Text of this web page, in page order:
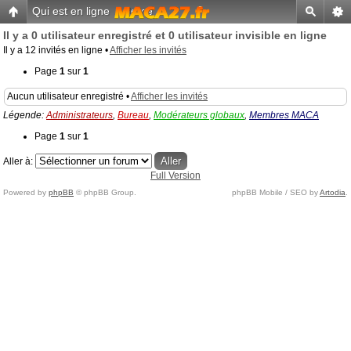
Qui est en ligne -Home
Il y a 0 utilisateur enregistré et 0 utilisateur invisible en ligne
Il y a 12 invités en ligne •Afficher les invités
Page 1 sur 1
Aucun utilisateur enregistré •Afficher les invités
Légende:Administrateurs, Bureau, Modérateurs globaux, Membres MACA
Page 1 sur 1
Aller à:
Full Version
Powered by phpBB © phpBB Group. phpBB Mobile / SEO byArtodia